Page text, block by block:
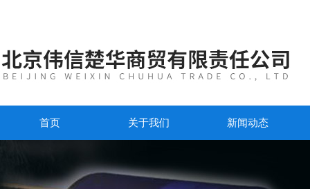
首页 关于我们 新闻动态